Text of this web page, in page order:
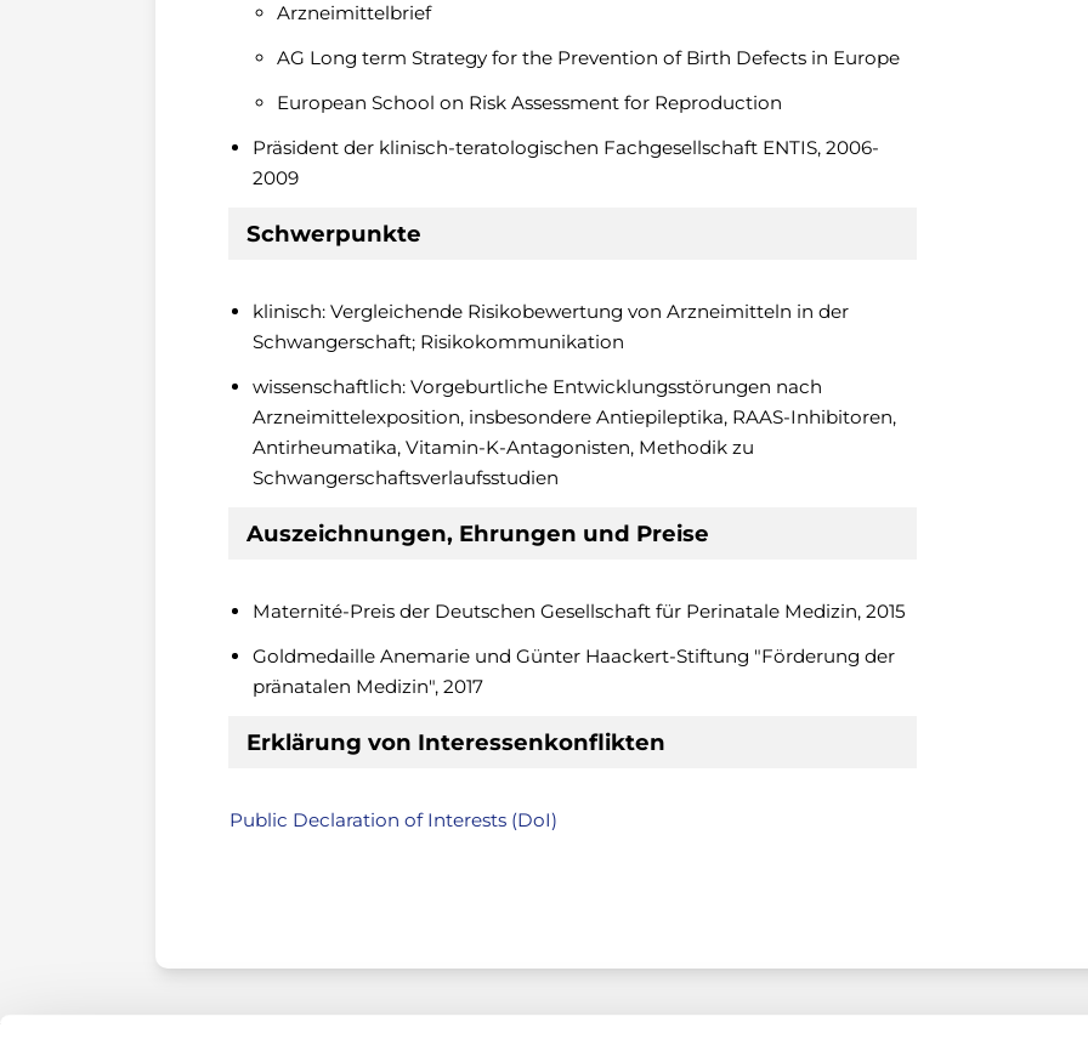
Arzneimittelbrief
AG Long term Strategy for the Prevention of Birth Defects in Europe
European School on Risk Assessment for Reproduction
Präsident der klinisch-teratologischen Fachgesellschaft ENTIS, 2006-
2009
Schwerpunkte
klinisch: Vergleichende Risikobewertung von Arzneimitteln in der
Schwangerschaft; Risikokommunikation
wissenschaftlich: Vorgeburtliche Entwicklungsstörungen nach
Arzneimittelexposition, insbesondere Antiepileptika, RAAS-Inhibitoren,
Antirheumatika, Vitamin-K-Antagonisten, Methodik zu
Schwangerschaftsverlaufsstudien
Auszeichnungen, Ehrungen und Preise
Maternité-Preis der Deutschen Gesellschaft für Perinatale Medizin, 2015
Goldmedaille Anemarie und Günter Haackert-Stiftung "Förderung der
pränatalen Medizin", 2017
Erklärung von Interessenkonflikten
Public Declaration of Interests (DoI)